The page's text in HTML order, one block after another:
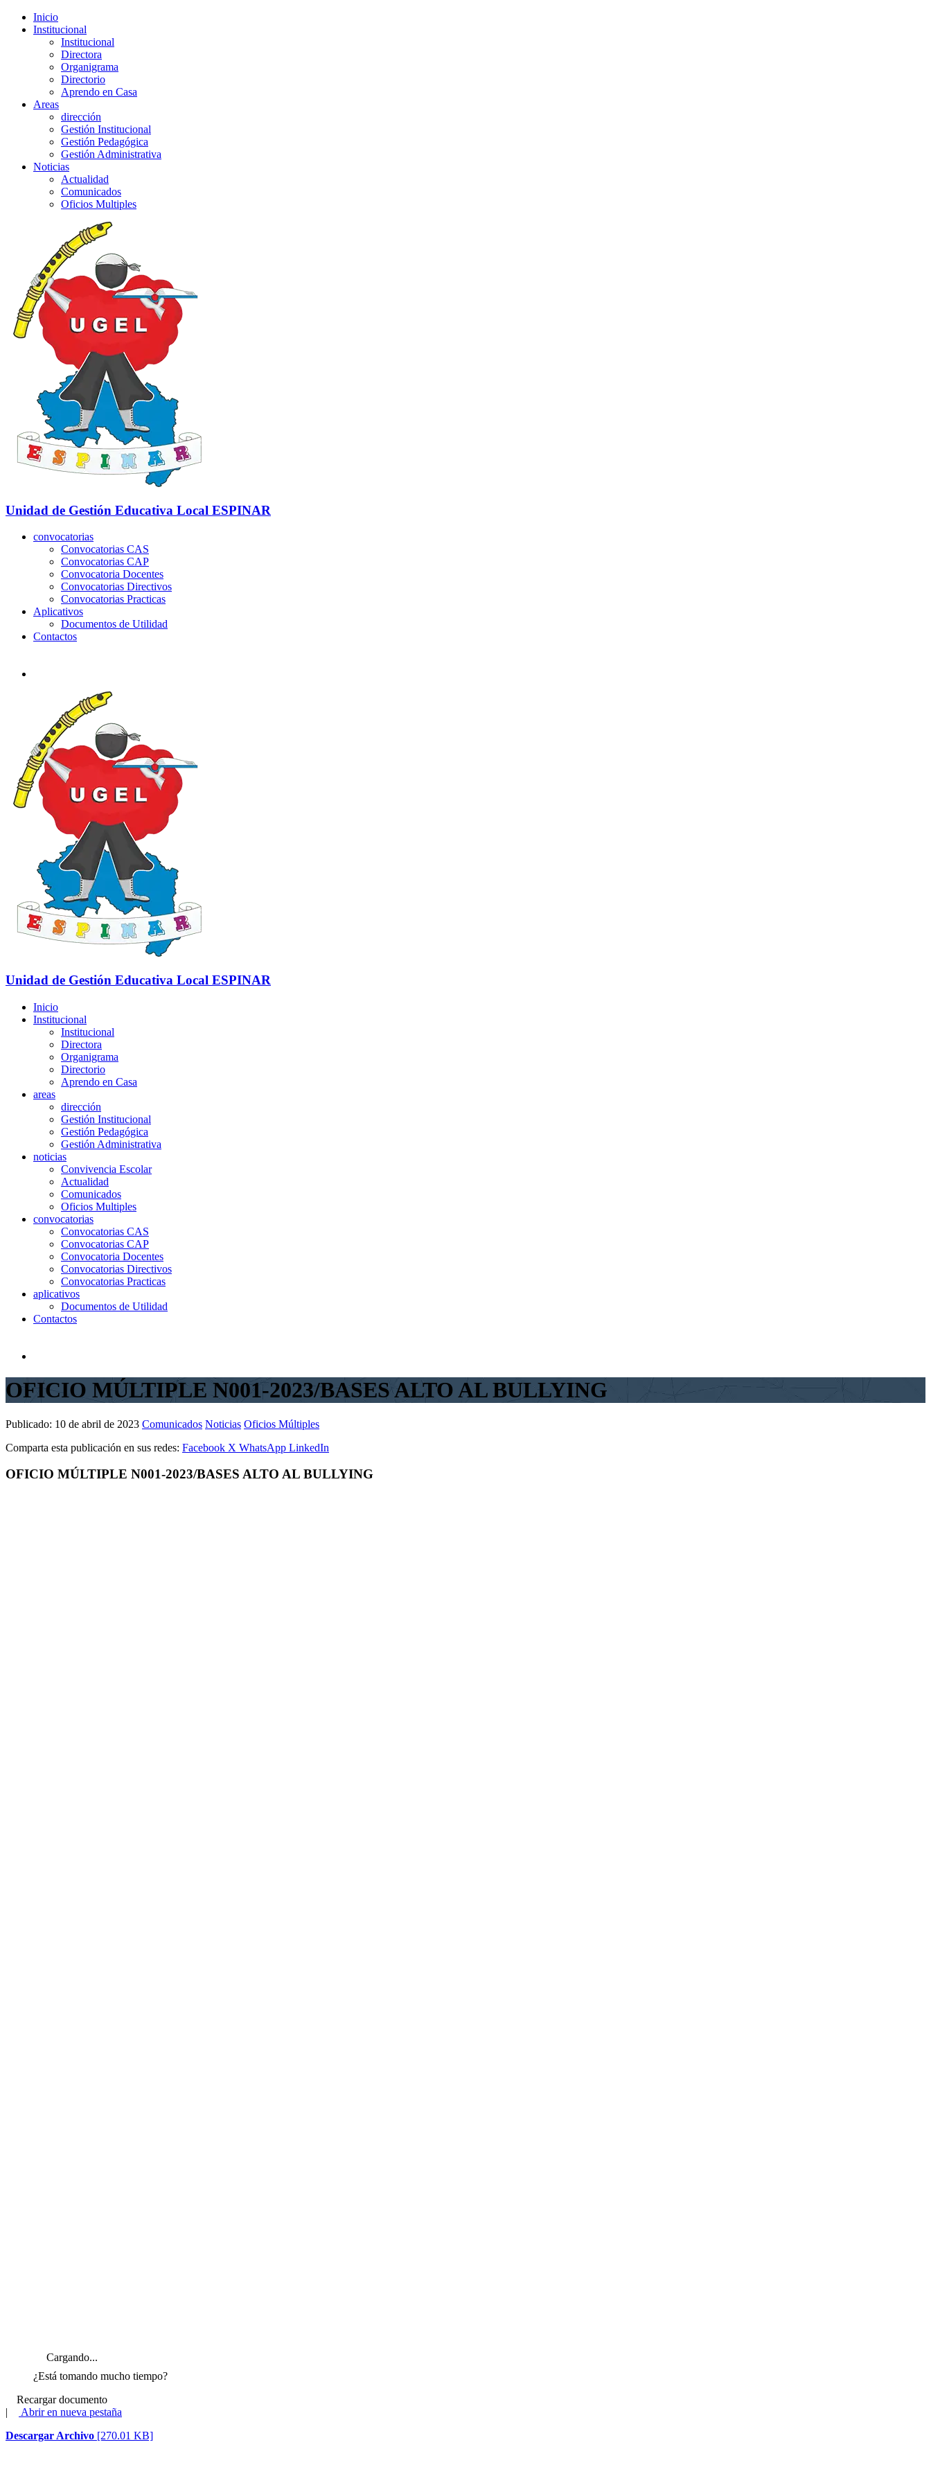
Inicio
Institucional
Institucional
Directora
Organigrama
Directorio
Aprendo en Casa
Areas
dirección
Gestión Institucional
Gestión Pedagógica
Gestión Administrativa
Noticias
Actualidad
Comunicados
Oficios Multiples
Unidad de Gestión Educativa Local ESPINAR
convocatorias
Convocatorias CAS
Convocatorias CAP
Convocatoria Docentes
Convocatorias Directivos
Convocatorias Practicas
Aplicativos
Documentos de Utilidad
Contactos
Unidad de Gestión Educativa Local ESPINAR
Inicio
Institucional
Institucional
Directora
Organigrama
Directorio
Aprendo en Casa
areas
dirección
Gestión Institucional
Gestión Pedagógica
Gestión Administrativa
noticias
Convivencia Escolar
Actualidad
Comunicados
Oficios Multiples
convocatorias
Convocatorias CAS
Convocatorias CAP
Convocatoria Docentes
Convocatorias Directivos
Convocatorias Practicas
aplicativos
Documentos de Utilidad
Contactos
OFICIO MÚLTIPLE N001-2023/BASES ALTO AL BULLYING
Publicado: 10 de abril de 2023 Comunicados Noticias Oficios Múltiples
Comparta esta publicación en sus redes: Facebook X WhatsApp LinkedIn
OFICIO MÚLTIPLE N001-2023/BASES ALTO AL BULLYING
Cargando...
¿Está tomando mucho tiempo?
Recargar documento
|
Abrir en nueva pestaña
Descargar Archivo [270.01 KB]